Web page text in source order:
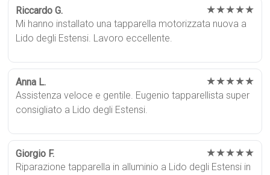
Riccardo G. ★★★★★
Mi hanno installato una tapparella motorizzata nuova a
Lido degli Estensi. Lavoro eccellente.
Anna L. ★★★★★
Assistenza veloce e gentile. Eugenio tapparellista super
consigliato a Lido degli Estensi.
Giorgio F. ★★★★★
Riparazione tapparella in alluminio a Lido degli Estensi in